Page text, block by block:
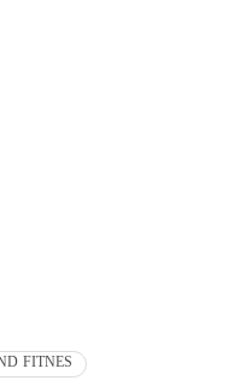
FITNES